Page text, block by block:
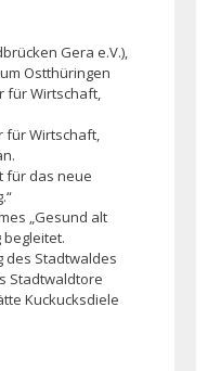
Gera e.V.),
Ostthüringen
für Wirtschaft,
für Wirtschaft,
für das neue
„Gesund alt
des Stadtwaldes
Stadtwaldtore
Kuckucksdiele